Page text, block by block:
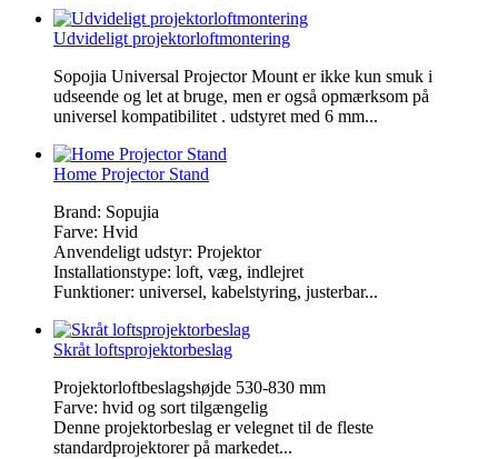
Udvideligt projektorloftmontering
Sopojia Universal Projector Mount er ikke kun smuk i
udseende og let at bruge, men er også opmærksom på
universel kompatibilitet . udstyret med 6 mm...
Home Projector Stand
Brand: Sopujia
Farve: Hvid
Anvendeligt udstyr: Projektor
Installationstype: loft, væg, indlejret
Funktioner: universel, kabelstyring, justerbar...
Skråt loftsprojektorbeslag
Projektorloftbeslagshøjde 530-830 mm
Farve: hvid og sort tilgængelig
Denne projektorbeslag er velegnet til de fleste
standardprojektorer på markedet...